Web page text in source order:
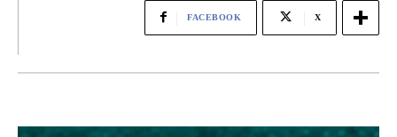
FACEBOOK X